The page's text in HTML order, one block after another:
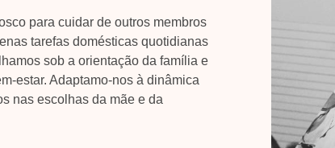
para cuidar de outros membros
tarefas domésticas quotidianas
sob a orientação da família e
estar. Adaptamo-nos à dinâmica
nas escolhas da mãe e da